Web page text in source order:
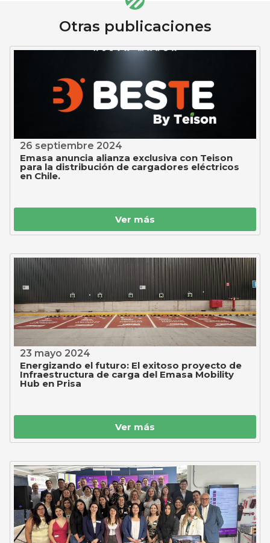
Otras publicaciones
26 septiembre 2024
Emasa anuncia alianza exclusiva con Teison
para la distribución de cargadores eléctricos
en Chile.
Ver más
23 mayo 2024
Energizando el futuro: El exitoso proyecto de
Infraestructura de carga del Emasa Mobility
Hub en Prisa
Ver más